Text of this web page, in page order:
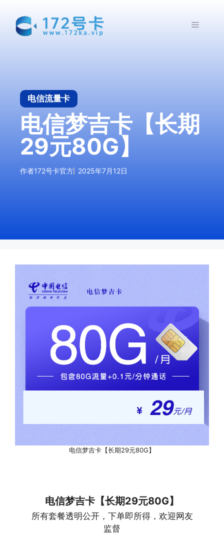
菜
电信流量卡
电信梦吉卡【长期
29元80G】
作者172号卡官方 2025年7月12日
电信梦吉卡【长期29元80G】
电信梦吉卡【长期29元80G】
所有套餐透明公开，下单即所得，欢迎网友
监督